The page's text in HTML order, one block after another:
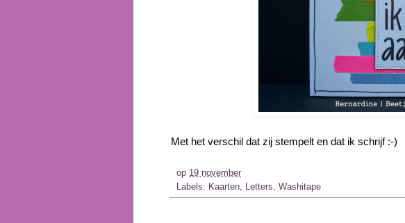
Met het verschil dat zij stempelt en dat ik schrijf :-)
op 19 november
Labels: Kaarten, Letters, Washitape